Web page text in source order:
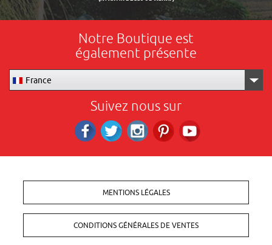
Notre Boutique est
également présente
France
Suivez nous sur
MENTIONS LÉGALES
CONDITIONS GÉNÉRALES DE VENTES